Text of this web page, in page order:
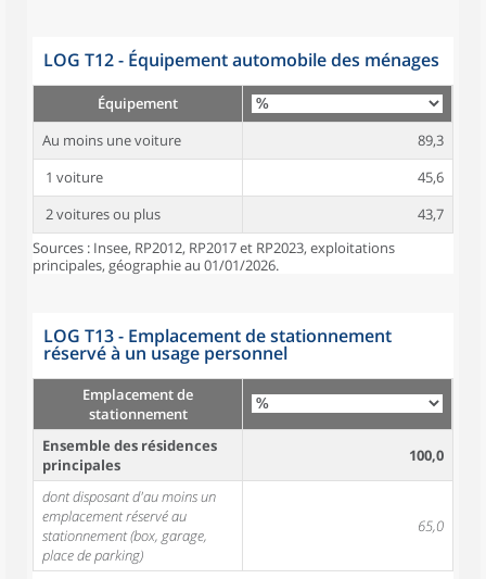
LOG T12 - Équipement automobile des ménages
Équipement
Au moins une voiture
89,3
1 voiture
45,6
2 voitures ou plus
43,7
Sources : Insee, RP2012, RP2017 et RP2023, exploitations
principales, géographie au 01/01/2026.
LOG T13 - Emplacement de stationnement
réservé à un usage personnel
Emplacement de
stationnement
Ensemble des résidences
principales
100,0
dont disposant d'au moins un
emplacement réservé au
stationnement (box, garage,
place de parking)
65,0